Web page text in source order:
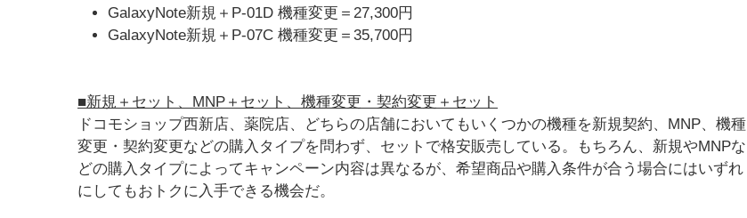
GalaxyNote新規＋P-01D 機種変更＝27,300円
GalaxyNote新規＋P-07C 機種変更＝35,700円
■新規＋セット、MNP＋セット、機種変更・契約変更＋セット
ドコモショップ西新店、薬院店、どちらの店舗においてもいくつかの機種を新規契約、MNP、機種
変更・契約変更などの購入タイプを問わず、セットで格安販売している。もちろん、新規やMNPな
どの購入タイプによってキャンペーン内容は異なるが、希望商品や購入条件が合う場合にはいずれ
にしてもおトクに入手できる機会だ。